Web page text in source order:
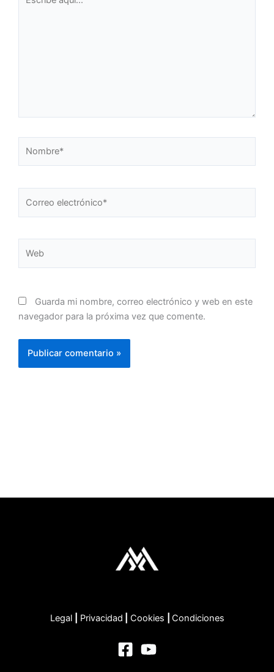
aquí...
electrónico*
Guarda mi nombre, correo electrónico y web en este
navegador para la próxima vez que comente.
Legal Privacidad Cookies Condiciones